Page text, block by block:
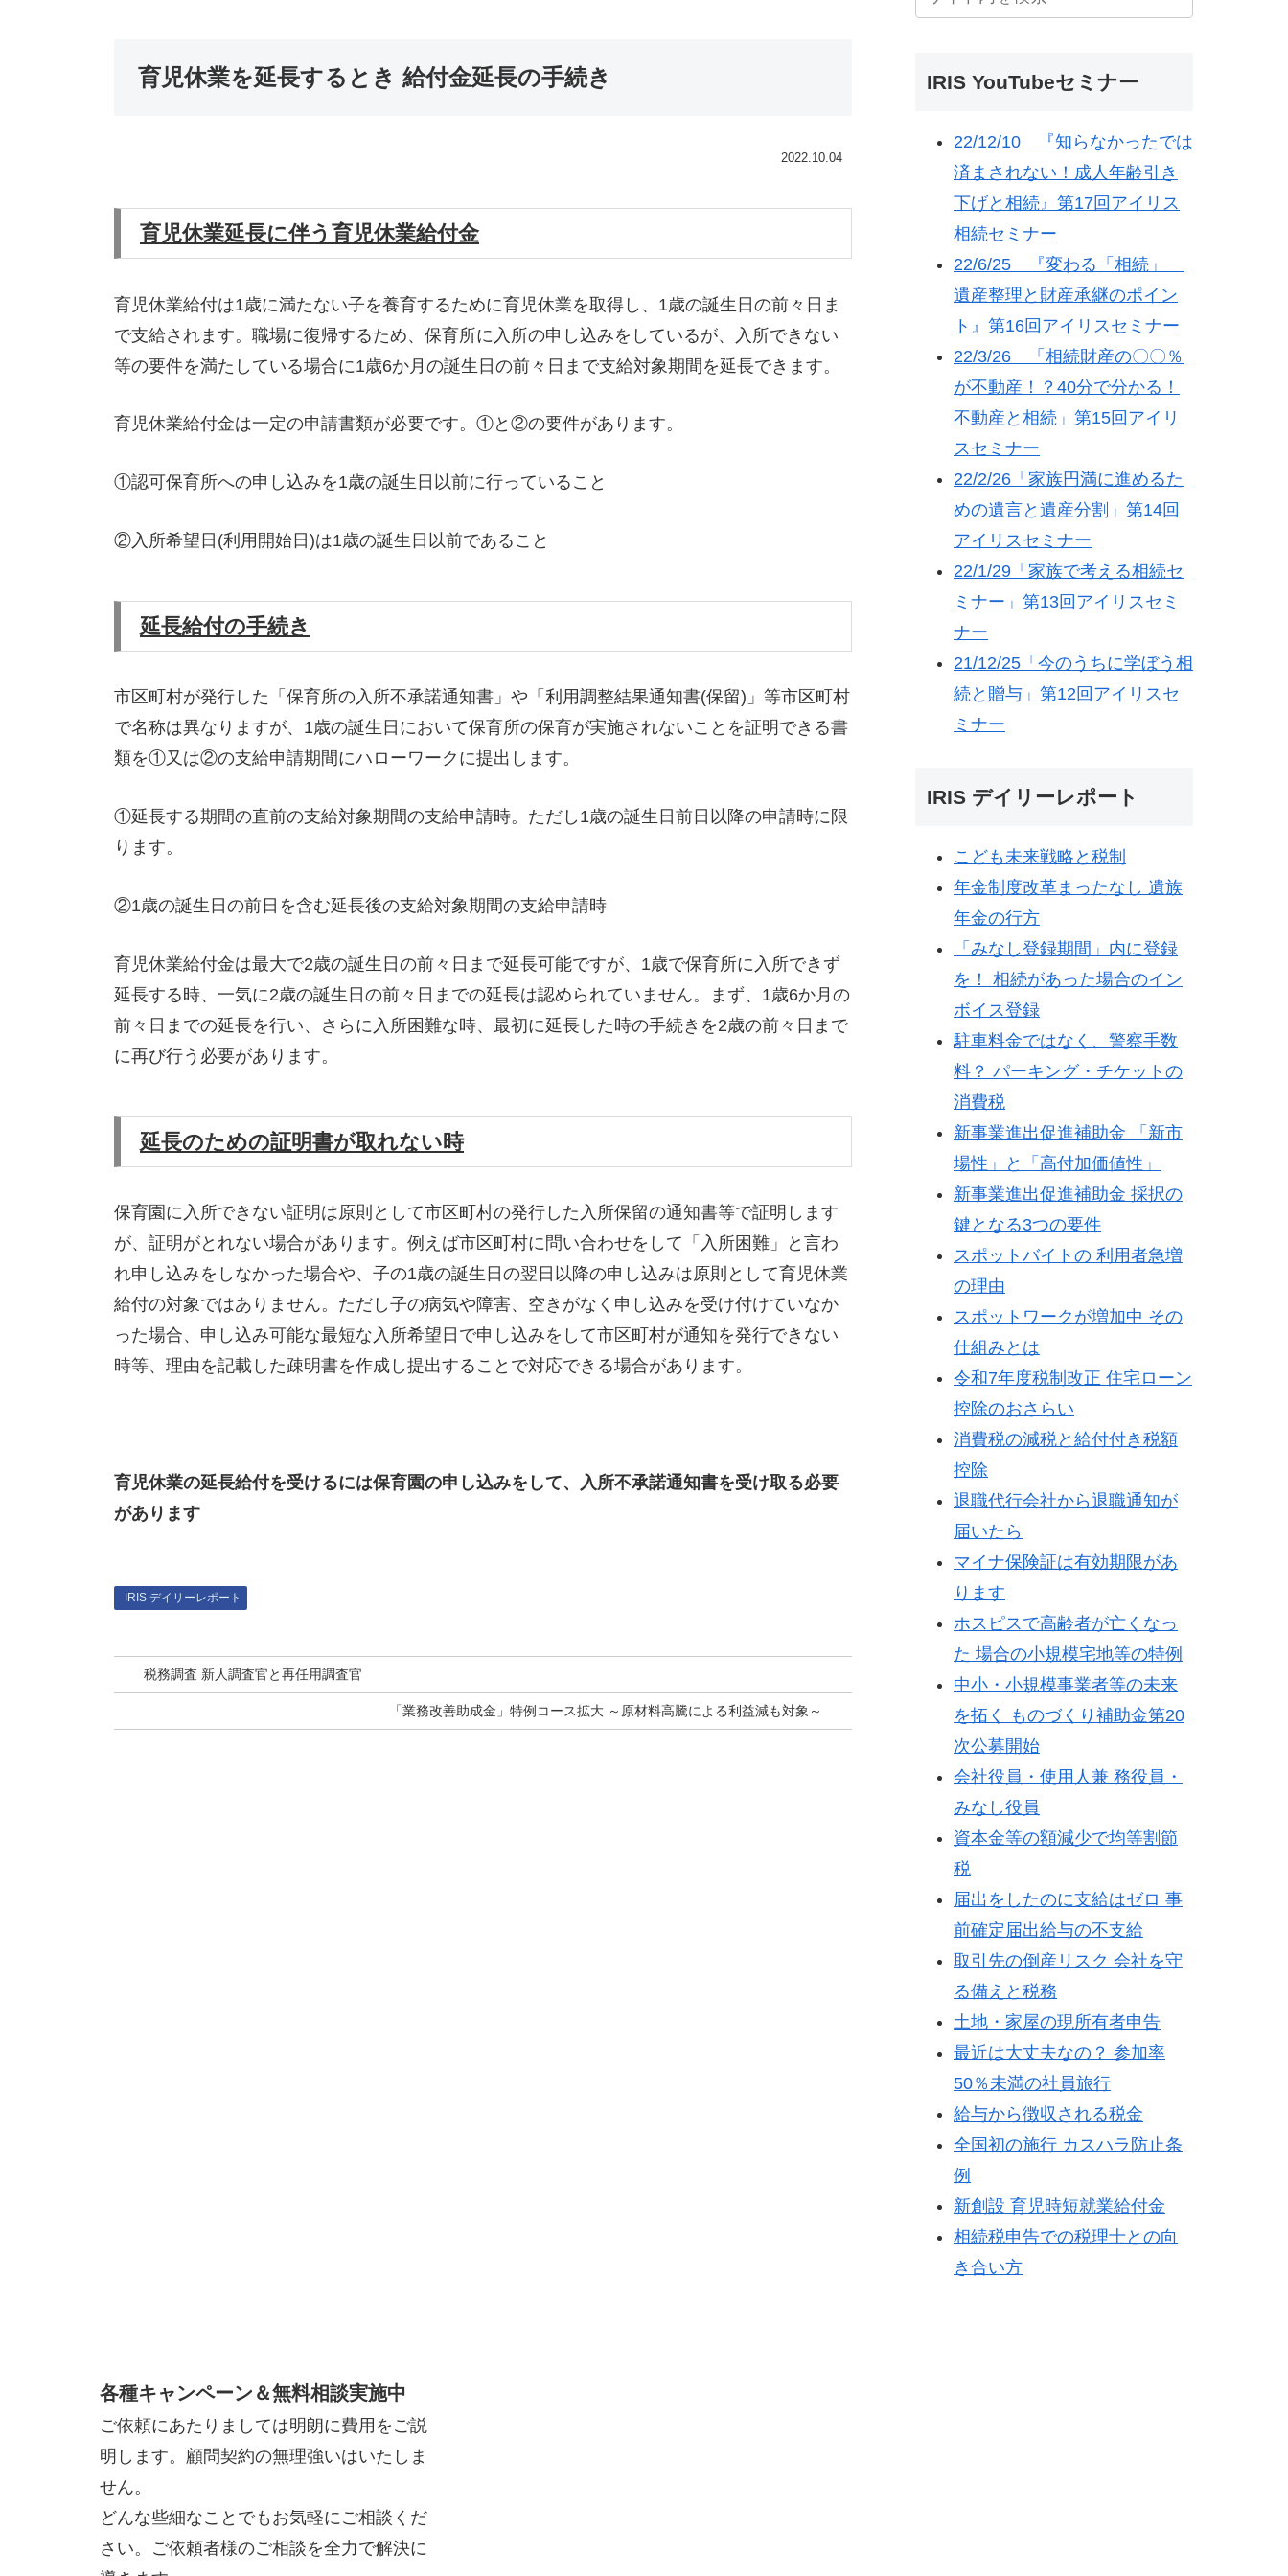
育児休業を延長するとき 給付金延長の手続き
2022.10.04
育児休業延長に伴う育児休業給付金
育児休業給付は1歳に満たない子を養育するために育児休業を取得し、1歳の誕生日の前々日ま
で支給されます。職場に復帰するため、保育所に入所の申し込みをしているが、入所できない
等の要件を満たしている場合に1歳6か月の誕生日の前々日まで支給対象期間を延長できます。
育児休業給付金は一定の申請書類が必要です。①と②の要件があります。
①認可保育所への申し込みを1歳の誕生日以前に行っていること
②入所希望日(利用開始日)は1歳の誕生日以前であること
延長給付の手続き
市区町村が発行した「保育所の入所不承諾通知書」や「利用調整結果通知書(保留)」等市区町村
で名称は異なりますが、1歳の誕生日において保育所の保育が実施されないことを証明できる書
類を①又は②の支給申請期間にハローワークに提出します。
①延長する期間の直前の支給対象期間の支給申請時。ただし1歳の誕生日前日以降の申請時に限
ります。
②1歳の誕生日の前日を含む延長後の支給対象期間の支給申請時
育児休業給付金は最大で2歳の誕生日の前々日まで延長可能ですが、1歳で保育所に入所できず
延長する時、一気に2歳の誕生日の前々日までの延長は認められていません。まず、1歳6か月の
前々日までの延長を行い、さらに入所困難な時、最初に延長した時の手続きを2歳の前々日まで
に再び行う必要があります。
延長のための証明書が取れない時
保育園に入所できない証明は原則として市区町村の発行した入所保留の通知書等で証明します
が、証明がとれない場合があります。例えば市区町村に問い合わせをして「入所困難」と言わ
れ申し込みをしなかった場合や、子の1歳の誕生日の翌日以降の申し込みは原則として育児休業
給付の対象ではありません。ただし子の病気や障害、空きがなく申し込みを受け付けていなか
った場合、申し込み可能な最短な入所希望日で申し込みをして市区町村が通知を発行できない
時等、理由を記載した疎明書を作成し提出することで対応できる場合があります。
育児休業の延長給付を受けるには保育園の申し込みをして、入所不承諾通知書を受け取る必要
があります
IRIS デイリーレポート
税務調査 新人調査官と再任用調査官
「業務改善助成金」特例コース拡大 ～原材料高騰による利益減も対象～
IRIS YouTubeセミナー
22/12/10 『知らなかったでは
済まされない！成人年齢引き
下げと相続』第17回アイリス
相続セミナー
22/6/25 『変わる「相続」
遺産整理と財産承継のポイン
ト』第16回アイリスセミナー
22/3/26 「相続財産の〇〇％
が不動産！？40分で分かる！
不動産と相続」第15回アイリ
スセミナー
22/2/26「家族円満に進めるた
めの遺言と遺産分割」第14回
アイリスセミナー
22/1/29「家族で考える相続セ
ミナー」第13回アイリスセミ
ナー
21/12/25「今のうちに学ぼう相
続と贈与」第12回アイリスセ
ミナー
IRIS デイリーレポート
こども未来戦略と税制
年金制度改革まったなし 遺族
年金の行方
「みなし登録期間」内に登録
を！ 相続があった場合のイン
ボイス登録
駐車料金ではなく、警察手数
料？ パーキング・チケットの
消費税
新事業進出促進補助金 「新市
場性」と「高付加価値性」
新事業進出促進補助金 採択の
鍵となる3つの要件
スポットバイトの 利用者急増
の理由
スポットワークが増加中 その
仕組みとは
令和7年度税制改正 住宅ローン
控除のおさらい
消費税の減税と給付付き税額
控除
退職代行会社から退職通知が
届いたら
マイナ保険証は有効期限があ
ります
ホスピスで高齢者が亡くなっ
た 場合の小規模宅地等の特例
中小・小規模事業者等の未来
を拓く ものづくり補助金第20
次公募開始
会社役員・使用人兼 務役員・
みなし役員
資本金等の額減少で均等割節
税
届出をしたのに支給はゼロ 事
前確定届出給与の不支給
取引先の倒産リスク 会社を守
る備えと税務
土地・家屋の現所有者申告
最近は大丈夫なの？ 参加率
50％未満の社員旅行
給与から徴収される税金
全国初の施行 カスハラ防止条
例
新創設 育児時短就業給付金
相続税申告での税理士との向
き合い方
各種キャンペーン＆無料相談実施中
ご依頼にあたりましては明朗に費用をご説
明します。顧問契約の無理強いはいたしま
せん。
どんな些細なことでもお気軽にご相談くだ
さい。ご依頼者様のご相談を全力で解決に